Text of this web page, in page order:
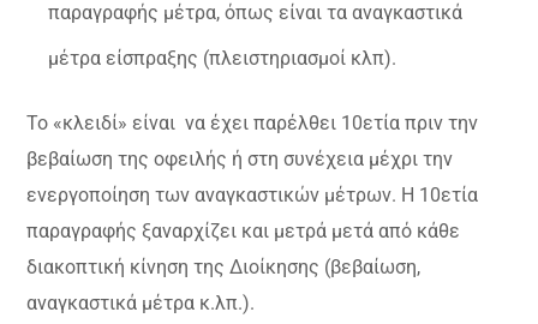
παραγραφής μέτρα, όπως είναι τα αναγκαστικά
μέτρα είσπραξης (πλειστηριασμοί κλπ).
Το «κλειδί» είναι να έχει παρέλθει 10ετία πριν την
βεβαίωση της οφειλής ή στη συνέχεια μέχρι την
ενεργοποίηση των αναγκαστικών μέτρων. Η 10ετία
παραγραφής ξαναρχίζει και μετρά μετά από κάθε
διακοπτική κίνηση της Διοίκησης (βεβαίωση,
αναγκαστικά μέτρα κ.λπ.).